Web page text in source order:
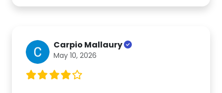
Carpio Mallaury
May 10, 2026